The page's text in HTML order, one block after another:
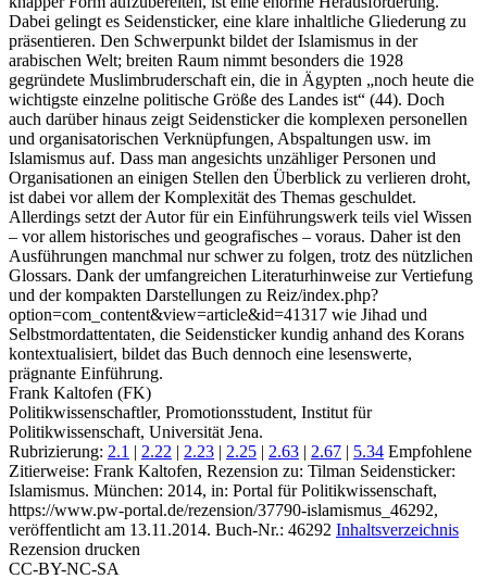
Dabei gelingt es Seidensticker, eine klare inhaltliche Gliederung zu
präsentieren. Den Schwerpunkt bildet der Islamismus in der
arabischen Welt; breiten Raum nimmt besonders die 1928
gegründete Muslimbruderschaft ein, die in Ägypten „noch heute die
wichtigste einzelne politische Größe des Landes ist“ (44). Doch
auch darüber hinaus zeigt Seidensticker die komplexen personellen
und organisatorischen Verknüpfungen, Abspaltungen usw. im
Islamismus auf. Dass man angesichts unzähliger Personen und
Organisationen an einigen Stellen den Überblick zu verlieren droht,
ist dabei vor allem der Komplexität des Themas geschuldet.
Allerdings setzt der Autor für ein Einführungswerk teils viel Wissen
– vor allem historisches und geografisches – voraus. Daher ist den
Ausführungen manchmal nur schwer zu folgen, trotz des nützlichen
Glossars. Dank der umfangreichen Literaturhinweise zur Vertiefung
und der kompakten Darstellungen zu Reiz/index.php?
option=com_content&view=article&id=41317 wie Jihad und
Selbstmordattentaten, die Seidensticker kundig anhand des Korans
kontextualisiert, bildet das Buch dennoch eine lesenswerte,
prägnante Einführung.
Frank Kaltofen (FK)
Politikwissenschaftler, Promotionsstudent, Institut für
Politikwissenschaft, Universität Jena.
Rubrizierung: 2.1 | 2.22 | 2.23 | 2.25 | 2.63 | 2.67 | 5.34 Empfohlene
Zitierweise: Frank Kaltofen, Rezension zu: Tilman Seidensticker:
Islamismus. München: 2014, in: Portal für Politikwissenschaft,
https://www.pw-portal.de/rezension/37790-islamismus_46292,
veröffentlicht am 13.11.2014. Buch-Nr.: 46292 Inhaltsverzeichnis
Rezension drucken
CC-BY-NC-SA